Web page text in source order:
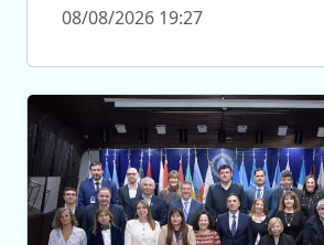
08/08/2026 19:27